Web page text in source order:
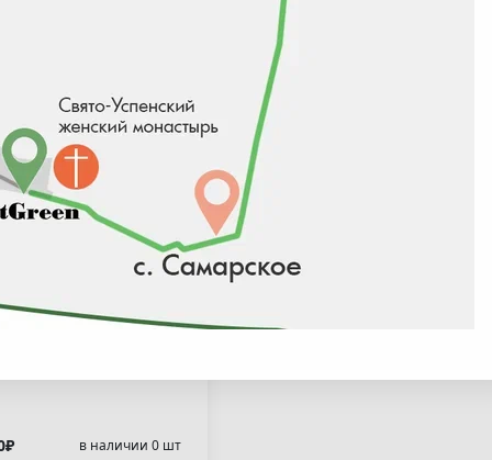
)
в наличии 0 шт